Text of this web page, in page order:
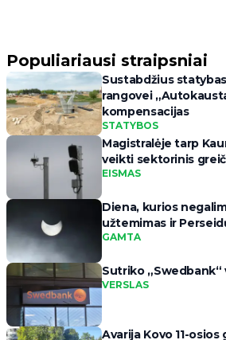
Populiariausi straipsniai
Sustabdžius
rangovei
kompensacijas
STATYBOS
Magistralėje tarp
veikti sektorinis
EISMAS
Diena, kurios
užtemimas ir
GAMTA
Sutriko
VERSLAS
Avarija Kovo 11-